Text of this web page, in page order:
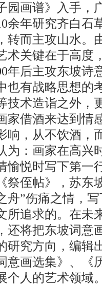
园画谱》入手，
余年研究齐白石
转而主攻山水。
术关键在于高度
年后主攻东坡诗
也有战略思想的
技术造诣之外，
家借酒来达到情
响，从不饮酒，
为：画家在高兴
愉悦时写下第一
祭侄帖》，苏东
舟”伤痛之情，
所追求的。在未
还将把东坡词意
研究方向，编辑
意画选集》、《
个人的艺术领域